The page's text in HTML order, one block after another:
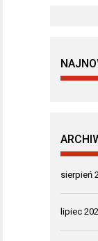
sierpień
lipiec